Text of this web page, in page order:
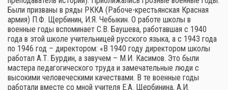
Были призваны в ряды РККА (Рабоче-крестьянская Красная
армия) П.Ф. Щербинин, И.Я. Чебыкин. О работе школы в
военные годы вспоминает С.В. Баушева, работавшая с 1940
года в этой школе учительницей русского языка, а с 1943 года
по 1946 год – директором: «В 1940 году директором школы
работал А.Т. Бурдин, а завучем – М.И. Касимов. Это были
мастера педагогического труда и замечательные люди с
высокими человеческими качествами. В те военные годы
работали вместе со мной учителя Е.А. Щербинина, А.И.